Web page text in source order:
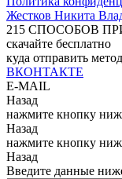
Жестков Никита
215 СПОСОБОВ
скачайте бесплатно
куда отправить
ВКОНТАКТЕ
E-MAIL
Назад
нажмите кнопку
Назад
нажмите кнопку
Назад
Введите данные